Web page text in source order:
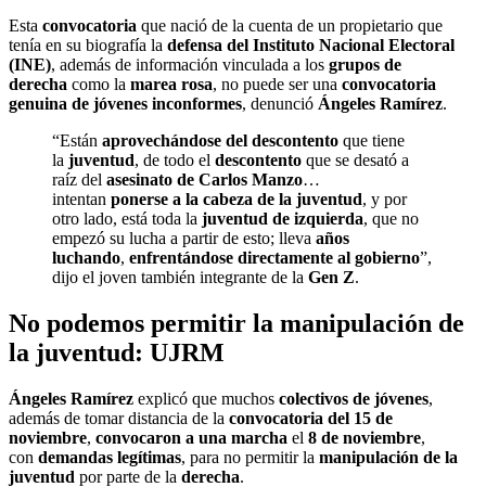
Esta convocatoria que nació de la cuenta de un propietario que
tenía en su biografía la defensa del Instituto Nacional Electoral
(INE), además de información vinculada a los grupos de
derecha como la marea rosa, no puede ser una convocatoria
genuina de jóvenes inconformes, denunció Ángeles Ramírez.
“Están aprovechándose del descontento que tiene
la juventud, de todo el descontento que se desató a
raíz del asesinato de Carlos Manzo…
intentan ponerse a la cabeza de la juventud, y por
otro lado, está toda la juventud de izquierda, que no
empezó su lucha a partir de esto; lleva años
luchando, enfrentándose directamente al gobierno”,
dijo el joven también integrante de la Gen Z.
No podemos permitir la manipulación de
la juventud: UJRM
Ángeles Ramírez explicó que muchos colectivos de jóvenes,
además de tomar distancia de la convocatoria del 15 de
noviembre, convocaron a una marcha el 8 de noviembre,
con demandas legítimas, para no permitir la manipulación de la
juventud por parte de la derecha.